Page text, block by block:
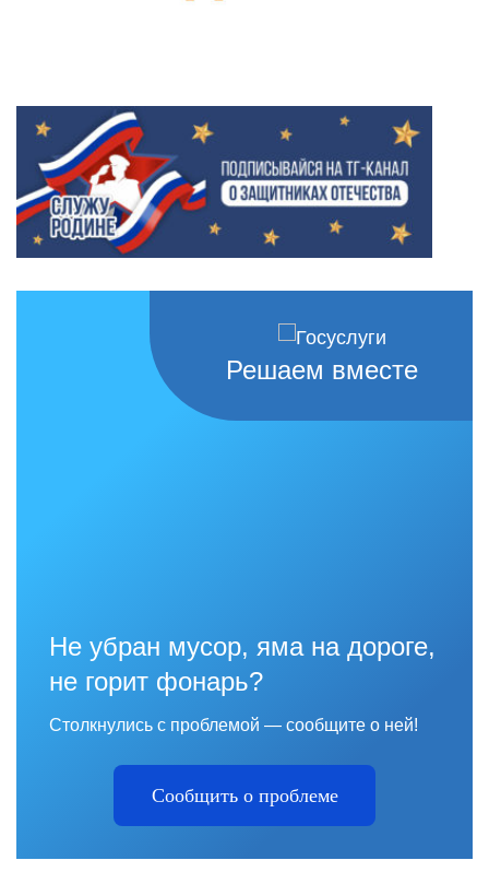
Решаем вместе
Не убран мусор, яма на дороге,
не горит фонарь?
Столкнулись с проблемой — сообщите о ней!
Сообщить о проблеме